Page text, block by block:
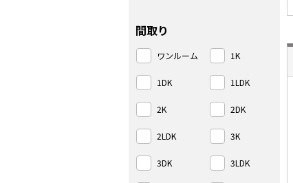
間取り
ワンルーム 1K
1DK 1LDK
2K 2DK
2LDK 3K
3DK 3LDK